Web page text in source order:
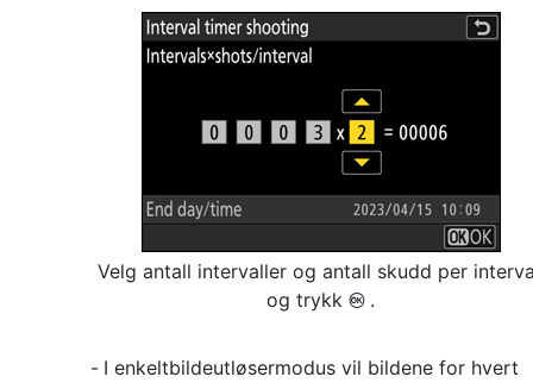
Velg antall intervaller og antall skudd per
og trykk J .
I enkeltbildeutløsermodus vil bildene for hvert